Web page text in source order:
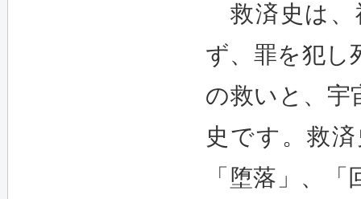
救済史は、
ず、罪を犯し
の救いと、宇
史です。救
「堕落」、